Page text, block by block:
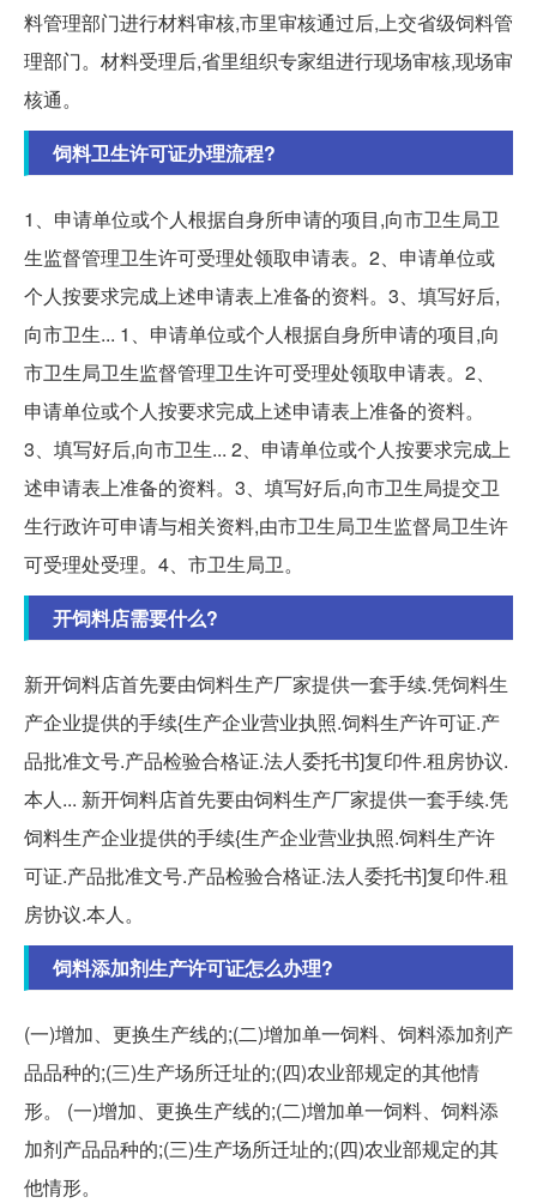
料管理部门进行材料审核,市里审核通过后,上交省级饲料管
理部门。材料受理后,省里组织专家组进行现场审核,现场审
核通。
饲料卫生许可证办理流程?
1、申请单位或个人根据自身所申请的项目,向市卫生局卫
生监督管理卫生许可受理处领取申请表。2、申请单位或
个人按要求完成上述申请表上准备的资料。3、填写好后,
向市卫生... 1、申请单位或个人根据自身所申请的项目,向
市卫生局卫生监督管理卫生许可受理处领取申请表。2、
申请单位或个人按要求完成上述申请表上准备的资料。
3、填写好后,向市卫生... 2、申请单位或个人按要求完成上
述申请表上准备的资料。3、填写好后,向市卫生局提交卫
生行政许可申请与相关资料,由市卫生局卫生监督局卫生许
可受理处受理。4、市卫生局卫。
开饲料店需要什么?
新开饲料店首先要由饲料生产厂家提供一套手续.凭饲料生
产企业提供的手续{生产企业营业执照.饲料生产许可证.产
品批准文号.产品检验合格证.法人委托书]复印件.租房协议.
本人... 新开饲料店首先要由饲料生产厂家提供一套手续.凭
饲料生产企业提供的手续{生产企业营业执照.饲料生产许
可证.产品批准文号.产品检验合格证.法人委托书]复印件.租
房协议.本人。
饲料添加剂生产许可证怎么办理?
(一)增加、更换生产线的;(二)增加单一饲料、饲料添加剂产
品品种的;(三)生产场所迁址的;(四)农业部规定的其他情
形。 (一)增加、更换生产线的;(二)增加单一饲料、饲料添
加剂产品品种的;(三)生产场所迁址的;(四)农业部规定的其
他情形。